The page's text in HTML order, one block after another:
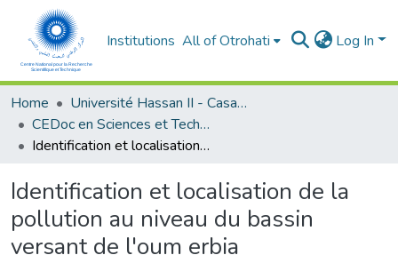
Institutions All of Otrohati Log In
Home
Université Hassan II - Casablanca
CEDoc en Sciences et Techniques et Sciences Médicales (CED -STSM)
Identification et localisation de la pollution au niveau du bassin versant de l'oum erbia
Identification et localisation de la
pollution au niveau du bassin
versant de l'oum erbia